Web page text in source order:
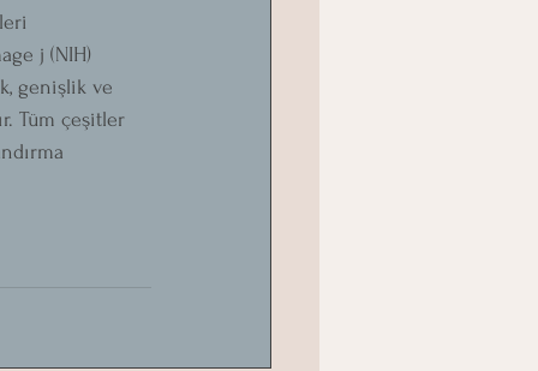
j (NIH)
genişlik ve
Tüm çeşitler